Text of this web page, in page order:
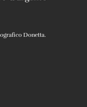
Donetta.